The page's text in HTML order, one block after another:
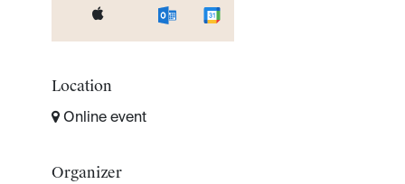
Location
Online event
Organizer